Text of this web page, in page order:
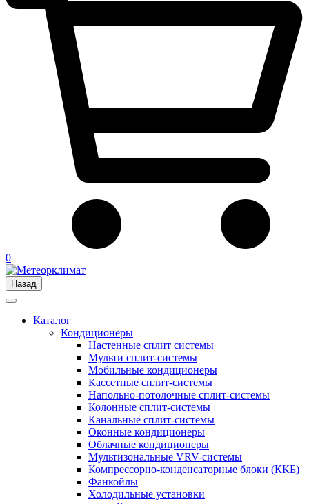
0
Назад
Каталог
Кондиционеры
Настенные сплит системы
Мульти сплит-системы
Мобильные кондиционеры
Кассетные сплит-системы
Напольно-потолочные сплит-системы
Колонные сплит-системы
Канальные сплит-системы
Оконные кондиционеры
Облачные кондиционеры
Мультизональные VRV-системы
Компрессорно-конденсаторные блоки (ККБ)
Фанкойлы
Холодильные установки